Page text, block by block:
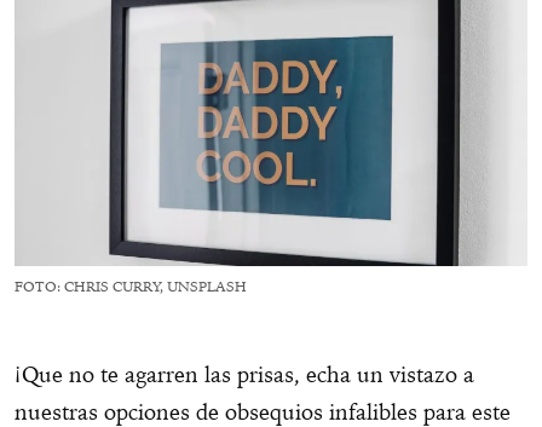
FOTO: CHRIS CURRY, UNSPLASH
¡Que no te agarren las prisas, echa un vistazo a
nuestras opciones de obsequios infalibles para este